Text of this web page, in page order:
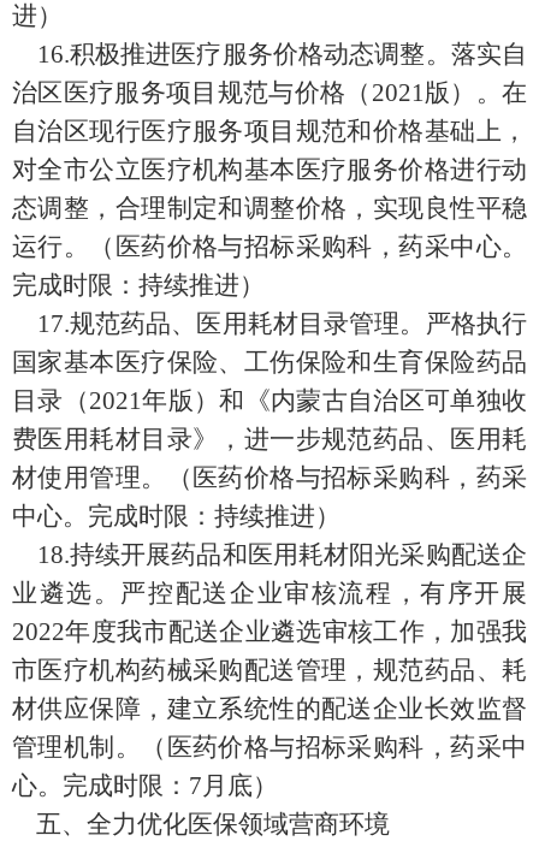
进）
16.积极推进医疗服务价格动态调整。落实自
治区医疗服务项目规范与价格（ 2021版）。在
自治区现行医疗服务项目规范和价格基础上，
对全市公立医疗机构基本医疗服务价格进行动
态调整，合理制定和调整价格，实现良性平稳
运行。
（ 医药价格与招标采购科，药采中心。
完成时限： 持续推进）
17.规范药品、医用耗材目录管理。
严格执行
国家基本医疗保险、工伤保险和生育保险药品
目录（2021年版）和
《内蒙古自治区可单独收
费医用耗材目录》，进一步规范药品、医用耗
材使用管理。
（ 医药价格与招标采购科， 药采
中心。完成时限： 持续推进）
18.持续开展药品和医用耗材阳光采购配送企
业遴选。严控配送企业审核流程，有序开展
2022年度我市配送企业遴选审核工作，加强我
市医疗机构药械采购配送管理，规范药品、耗
材供应保障，建立系统性的配送企业长效监督
管理机制。
（ 医药价格与招标采购科，药采中
心。完成时限： 7月底）
五、 全力优化医保领域营商环境